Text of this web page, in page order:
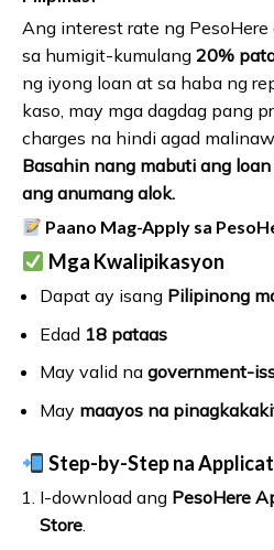
Ang interest rate ng
sa humigit-kumulang 20%
ng iyong loan at sa haba ng
kaso, may mga dagdag pang
charges na hindi agad
Basahin nang mabuti ang
ang anumang alok.
Paano Mag-Apply sa
Mga Kwalipikasyon
Dapat ay isang Pilipinong
Edad 18 pataas
May valid na government-
May maayos na
Step-by-Step na
I-download ang PesoHere
Store.